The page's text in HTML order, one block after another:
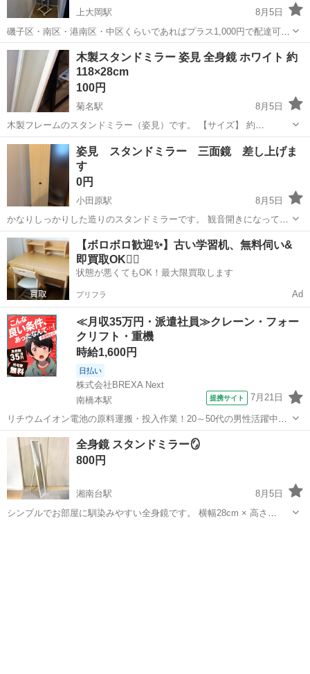
上大岡駅
8月5日
磯子区・南区・港南区・中区くらいであればプラス1,000円で配達可能
です！ 予定が合えば多少離れたエリアでも配達可能です。 ※その他地
域はコメントにてご相談くださいませ！ ホワイト スタンドミラー 姿
見 キャスタ...
神奈川 横浜市 上大岡駅 ミラー/鏡
木製スタンドミラー 姿見 全身鏡 ホワイト 約
118×28cm
100円
菊名駅
8月5日
木製フレームのスタンドミラー（姿見）です。 【サイズ】 約
118×28cm ホワイトカラーで、お部屋や玄関、寝室、クローゼットな
ど様々な場所でお使いいただけます。 スタンド付きなので壁に立て掛
ける必要がなく、すぐにご使...
神奈川 横浜市 菊名駅 ミラー/鏡 スタンド
姿見 スタンドミラー 三面鏡 差し上げま
す
0円
小田原駅
8月5日
かなりしっかりした造りのスタンドミラーです。 観音開きになってお
り、三面鏡にできます。 横浜ルミネの家具屋さんで購入しました。 取
りに来ていただきたいですが、かなり大きく重いのでお車でないと難
しいです。
神奈川 小田原市 小田原駅 ミラー/鏡 ミラー
【ボロボロ歓迎✨】古い学習机、無料伺い&
即買取OK🙆‍♀️
状態が悪くてもOK！最大限買取します
プリフラ Ad
≪月収35万円・派遣社員≫クレーン・フォー
クリフト・重機
時給1,600円
日払い
株式会社BREXA Next
南橋本駅
提携サイト 7月21日
リチウムイオン電池の原料運搬・投入作業！20～50代の男性活躍中★
ワンルーム寮完備！赴任旅費会社負担！年間休日130日★フォークリフ
ト免許お持ちの方、活躍中！就業先食堂利用可★《神奈川県相模原
市》 人気の工場のお仕事 ◇電...
神奈川 相模原市 南橋本駅 その他
全身鏡 スタンドミラー🪞
800円
湘南台駅
8月5日
シンプルでお部屋に馴染みやすい全身鏡です。 横幅28cm × 高さ